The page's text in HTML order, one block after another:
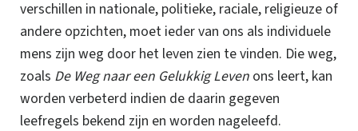
verschillen in nationale, politieke, raciale, religieuze of
andere opzichten, moet ieder van ons als individuele
mens zijn weg door het leven zien te vinden. Die weg,
zoals De Weg naar een Gelukkig Leven ons leert, kan
worden verbeterd indien de daarin gegeven
leefregels bekend zijn en worden nageleefd.